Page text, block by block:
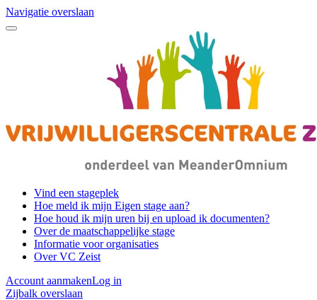
Navigatie overslaan
Vind een stageplek
Hoe meld ik mijn Eigen stage aan?
Hoe houd ik mijn uren bij en upload ik documenten?
Over de maatschappelijke stage
Informatie voor organisaties
Over VC Zeist
Account aanmakenLog in
Zijbalk overslaan